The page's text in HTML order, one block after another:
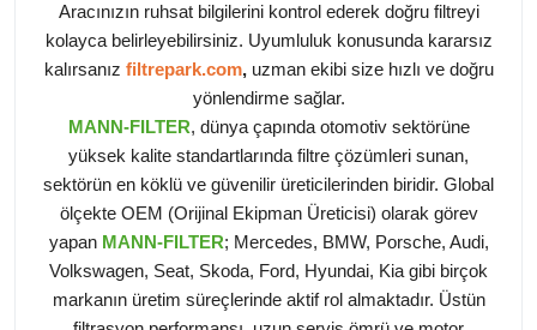
Aracınızın ruhsat bilgilerini kontrol ederek doğru filtreyi
kolayca belirleyebilirsiniz. Uyumluluk konusunda kararsız
kalırsanız filtrepark.com,uzman ekibi size hızlı ve doğru
yönlendirme sağlar.
MANN-FILTER, dünya çapında otomotiv sektörüne
yüksek kalite standartlarında filtre çözümleri sunan,
sektörün en köklü ve güvenilir üreticilerinden biridir. Global
ölçekte OEM (Orijinal Ekipman Üreticisi) olarak görev
yapan MANN-FILTER; Mercedes, BMW, Porsche, Audi,
Volkswagen, Seat, Skoda, Ford, Hyundai, Kia gibi birçok
markanın üretim süreçlerinde aktif rol almaktadır. Üstün